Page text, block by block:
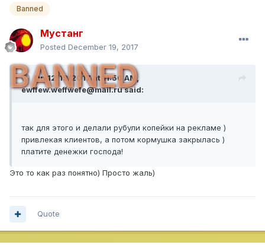
Banned
Мустанг
Posted December 19, 2017
BANNED
On 12/19/2017 at 11:56 AM,
ewffew.weffwefe@mail.rusaid:
так для этого и делали рубули копейки на рекламе )
привлекая клиентов, а потом кормушка закрылась )
платите денежки господа!
Это то как раз понятно) Просто жаль)
Quote